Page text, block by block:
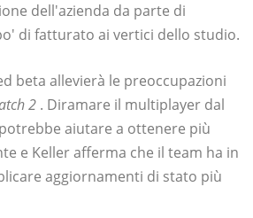
dell'azienda da parte di
di fatturato ai vertici dello studio.
beta allevierà le preoccupazioni
2 . Diramare il multiplayer dal
aiutare a ottenere più
e Keller afferma che il team ha in
aggiornamenti di stato più